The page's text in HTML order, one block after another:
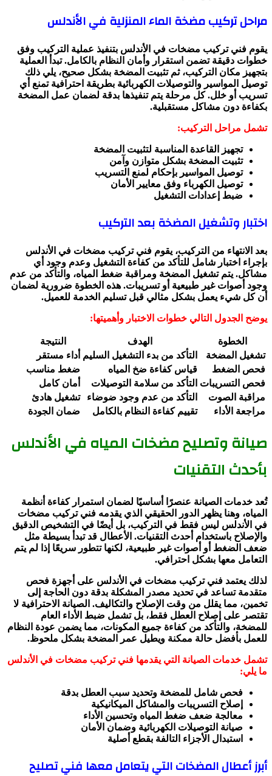
مراحل تركيب مضخة الماء المنزلية في الأندلس
يقوم فني تركيب مضخات في الأندلس بتنفيذ عملية التركيب وفق
خطوات دقيقة تضمن استقرار وأمان النظام بالكامل. تبدأ العملية
بتجهيز مكان التركيب، ثم تثبيت المضخة بشكل صحيح، يلي ذلك
توصيل المواسير والتوصيلات الكهربائية بطريقة احترافية تمنع أي
تسريب أو خلل. كل مرحلة يتم تنفيذها بدقة لضمان عمل المضخة
بكفاءة دون مشاكل مستقبلية.
تشمل مراحل التركيب:
تجهيز القاعدة المناسبة لتثبيت المضخة
تثبيت المضخة بشكل متوازن وآمن
توصيل المواسير بإحكام لمنع التسريب
توصيل الكهرباء وفق معايير الأمان
ضبط إعدادات التشغيل
اختبار وتشغيل المضخة بعد التركيب
بعد الانتهاء من التركيب، يقوم فني تركيب مضخات في الأندلس
بإجراء اختبار شامل للتأكد من كفاءة التشغيل وعدم وجود أي
مشاكل. يتم تشغيل المضخة ومراقبة ضغط المياه، والتأكد من عدم
وجود أصوات غير طبيعية أو تسريبات. هذه الخطوة ضرورية لضمان
أن كل شيء يعمل بشكل مثالي قبل تسليم الخدمة للعميل.
يوضح الجدول التالي خطوات الاختبار وأهميتها:
الخطوة الهدف
النتيجة
تشغيل المضخة
التأكد من بدء التشغيل السليم أداء مستقر
فحص الضغط
قياس كفاءة ضخ المياه
ضغط مناسب
فحص التسريبات التأكد من سلامة التوصيلات
أمان كامل
مراقبة الصوت
التأكد من عدم وجود ضوضاء
تشغيل هادئ
مراجعة الأداء
تقييم كفاءة النظام بالكامل ضمان الجودة
صيانة وتصليح مضخات المياه في الأندلس
بأحدث التقنيات
تُعد خدمات الصيانة عنصرًا أساسيًا لضمان استمرار كفاءة أنظمة
المياه، وهنا يظهر الدور الحقيقي الذي يقدمه فني تركيب مضخات
في الأندلس ليس فقط في التركيب، بل أيضًا في التشخيص الدقيق
والإصلاح باستخدام أحدث التقنيات. الأعطال قد تبدأ بسيطة مثل
ضعف الضغط أو أصوات غير طبيعية، لكنها تتطور سريعًا إذا لم يتم
التعامل معها بشكل احترافي.
لذلك يعتمد فني تركيب مضخات في الأندلس على أجهزة فحص
متقدمة تساعد في تحديد مصدر المشكلة بدقة دون الحاجة إلى
تخمين، مما يقلل من وقت الإصلاح والتكاليف. الصيانة الاحترافية لا
تقتصر على إصلاح العطل فقط، بل تشمل ضبط الأداء العام
للمضخة، والتأكد من كفاءة جميع المكونات، مما يضمن عودة النظام
للعمل بأفضل حالة ممكنة ويطيل عمر المضخة بشكل ملحوظ.
تشمل خدمات الصيانة التي يقدمها فني تركيب مضخات في الأندلس
ما يلي:
فحص شامل للمضخة وتحديد سبب العطل بدقة
إصلاح التسريبات والمشاكل الميكانيكية
معالجة ضعف ضغط المياه وتحسين الأداء
صيانة التوصيلات الكهربائية وضمان الأمان
استبدال الأجزاء التالفة بقطع أصلية
أبرز أعطال المضخات التي يتعامل معها فني تصليح